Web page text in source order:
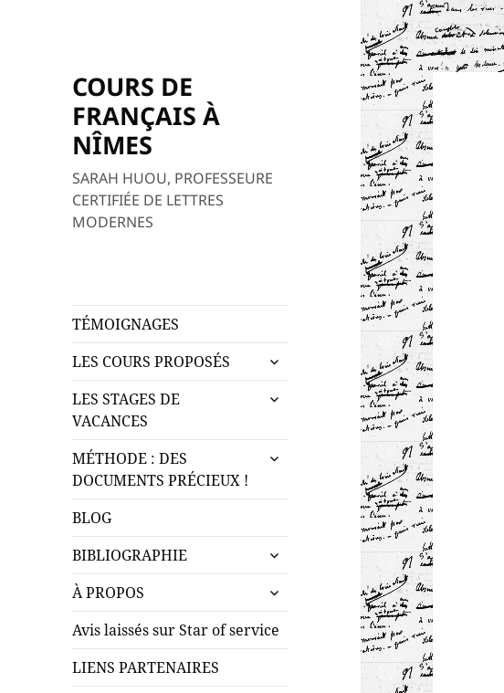
COURS DE
FRANÇAIS À
NÎMES
SARAH HUOU, PROFESSEURE
CERTIFIÉE DE LETTRES
MODERNES
TÉMOIGNAGES
LES COURS PROPOSÉS
ouvrir
le
sous-
LES STAGES DE
VACANCES
ouvrir
menu
MÉTHODE : DES
DOCUMENTS PRÉCIEUX !
ouvrir
BLOG
BIBLIOGRAPHIE
ouvrir
le
sous-
menu
À PROPOS
ouvrir
le
sous-
menu
Avis laissés sur Star of service
LIENS PARTENAIRES